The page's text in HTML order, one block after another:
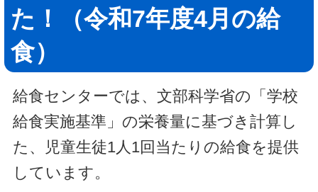
た！（令和7年度4月の給
食）
給食センターでは、文部科学省の「学校
給食実施基準」の栄養量に基づき計算し
た、児童生徒1人1回当たりの給食を提供
しています。